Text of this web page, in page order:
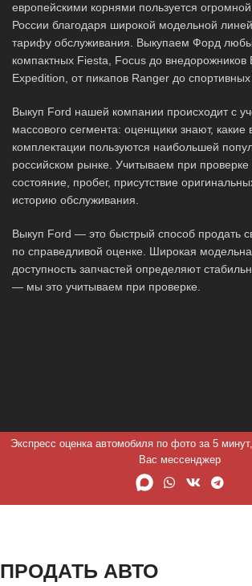
европейскими корнями пользуется
России благодаря широкой модельной
тарифу обслуживания. Выкупаем Форд
компактных Fiesta, Focus до внедорожников
Expedition, от пикапов Ranger до спортивных
Выкуп Ford нашей компании происходит с
массового сегмента: оценщики знают, какие
комплектации пользуются наибольшей
российском рынке. Учитываем при проверке
состояние, пробег, присутствие
историю обслуживания.
Выкуп Ford — это быстрый способ продать
по справедливой оценке. Широкая
доступность запчастей определяют
— мы это учитываем при проверке.
Экспресс оценка автомобиля по фото за 5
Вас мессенджер
ПРОДАТЬ АВТО